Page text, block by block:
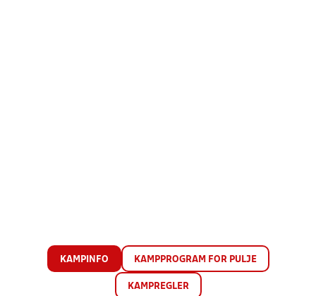
KAMPINFO KAMPPROGRAM FOR PULJE
KAMPREGLER